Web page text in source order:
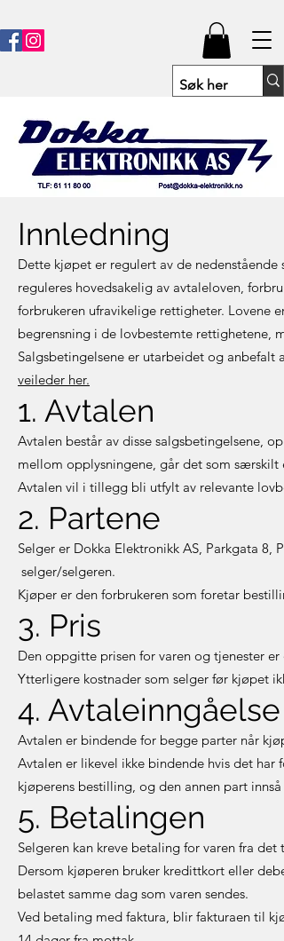
Innledning
Dette kjøpet er regulert av de
reguleres hovedsakelig av avtaleloven,
forbrukeren ufravikelige rettigheter. Lovene
begrensning i de lovbestemte rettighetene,
Salgsbetingelsene er utarbeidet og anbefalt
veileder her.
1. Avtalen
Avtalen består av disse salgsbetingelsene,
mellom opplysningene, går det som
Avtalen vil i tillegg bli utfylt av relevante
2. Partene
Selger er Dokka Elektronikk AS, Parkgata 8,
selger/selgeren.
Kjøper er den forbrukeren som foretar
3. Pris
Den oppgitte prisen for varen og tjenester
Ytterligere kostnader som selger før kjøpet
4. Avtaleinngåelse
Avtalen er bindende for begge parter når
Avtalen er likevel ikke bindende hvis det
kjøperens bestilling, og den annen part
5. Betalingen
Selgeren kan kreve betaling for varen fra
Dersom kjøperen bruker kredittkort eller
belastet samme dag som varen sendes.
Ved betaling med faktura, blir fakturaen til